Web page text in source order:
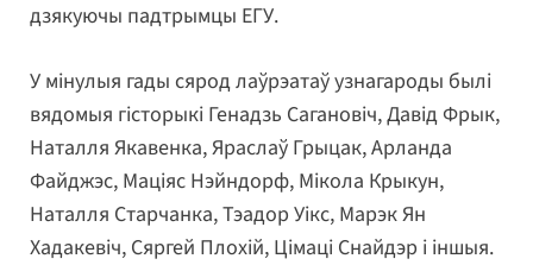
дзякуючы падтрымцы ЕГУ.
У мінулыя гады сярод лаўрэатаў узнагароды былі
вядомыя гісторыкі Генадзь Сагановіч, Давід Фрык,
Наталля Якавенка, Яраслаў Грыцак, Арланда
Файджэс, Маціяс Нэйндорф, Мікола Крыкун,
Наталля Старчанка, Тэадор Уікс, Марэк Ян
Хадакевіч, Сяргей Плохій, Цімаці Снайдэр і іншыя.